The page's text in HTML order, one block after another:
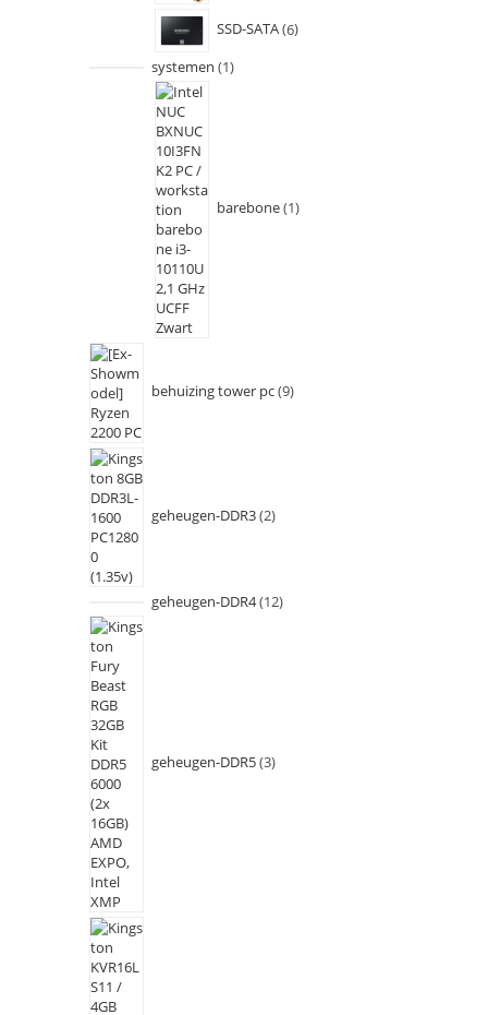
SSD-SATA 6
systemen 1
barebone 1
behuizing tower pc 9
geheugen-DDR3 2
geheugen-DDR4 12
geheugen-DDR5 3